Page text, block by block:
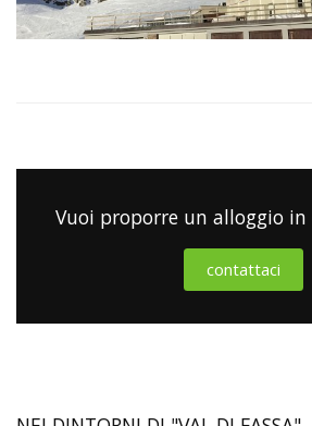
Vuoi proporre un alloggio in
contattaci